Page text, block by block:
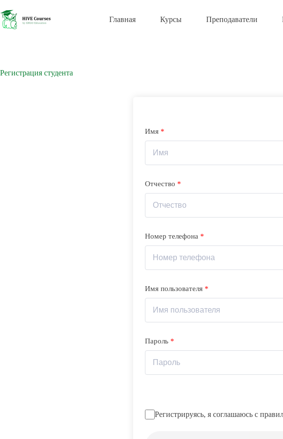
к
сути
Главная Курсы Преподаватели
Регистрация студента
Имя *
Отчество *
Номер телефона *
Имя пользователя *
Пароль *
Регистрируясь, я соглашаюсь с